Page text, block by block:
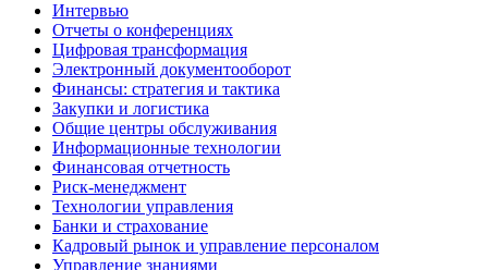
Интервью
Отчеты о конференциях
Цифровая трансформация
Электронный документооборот
Финансы: стратегия и тактика
Закупки и логистика
Общие центры обслуживания
Информационные технологии
Финансовая отчетность
Риск-менеджмент
Технологии управления
Банки и страхование
Кадровый рынок и управление персоналом
Управление знаниями